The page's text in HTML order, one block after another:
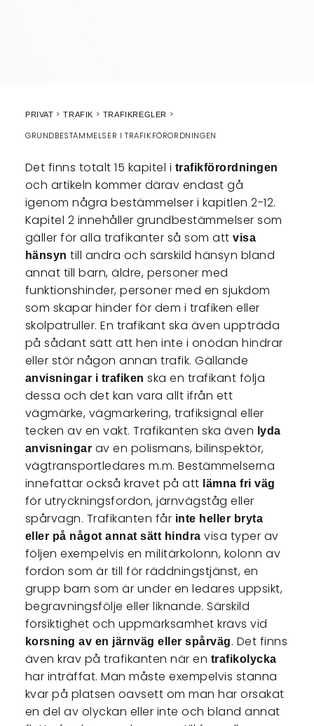
PRIVAT TRAFIK TRAFIKREGLER
GRUNDBESTÄMMELSER I TRAFIKFÖRORDNINGEN
Det finns totalt 15 kapitel i trafikförordningen
och artikeln kommer därav endast gå
igenom några bestämmelser i kapitlen 2-12.
Kapitel 2 innehåller grundbestämmelser som
gäller för alla trafikanter så som attvisa
hänsyntill andra och särskild hänsyn bland
annat till barn, äldre, personer med
funktionshinder, personer med en sjukdom
som skapar hinder för dem i trafiken eller
skolpatruller. En trafikant ska även uppträda
på sådant sätt att hen inte i onödan hindrar
eller stör någon annan trafik. Gällande
anvisningar i trafiken ska en trafikant följa
dessa och det kan vara allt ifrån ett
vägmärke, vägmarkering, trafiksignal eller
tecken av en vakt. Trafikanten ska även lyda
anvisningar av en polismans, bilinspektör,
vägtransportledares m.m. Bestämmelserna
innefattar också kravet på att lämna fri väg
för utryckningsfordon, järnvägståg eller
spårvagn. Trafikanten får inte heller bryta
eller på något annat sätt hindra visa typer av
följen exempelvis en militärkolonn, kolonn av
fordon som är till för räddningstjänst, en
grupp barn som är under en ledares uppsikt,
begravningsfölje eller liknande. Särskild
försiktighet och uppmärksamhet krävs vid
korsning av en järnväg eller spårväg. Det finns
även krav på trafikanten när en trafikolycka
har inträffat. Man måste exempelvis stanna
kvar på platsen oavsett om man har orsakat
en del av olyckan eller inte och bland annat